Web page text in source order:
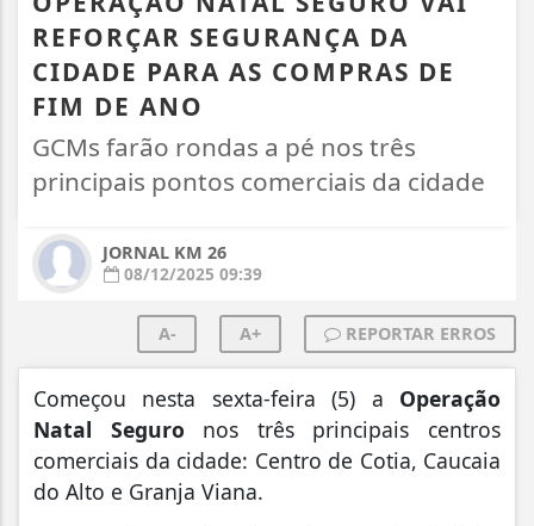
REFORÇAR SEGURANÇA DA
CIDADE PARA AS COMPRAS DE
FIM DE ANO
GCMs farão rondas a pé nos três
principais pontos comerciais da cidade
JORNAL KM 26
08/12/2025 09:39
A- A+ REPORTAR ERROS
Começou nesta sexta-feira (5) a Operação
Natal Seguro nos três principais centros
comerciais da cidade: Centro de Cotia, Caucaia
do Alto e Granja Viana.